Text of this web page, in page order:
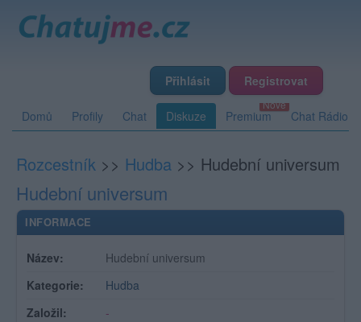
Přihlásit Registrovat
Domů Profily Chat Diskuze Premium Chat Rádio
Rozcestník >> Hudba >> Hudební universum
Hudební universum
INFORMACE
Název:
Hudební universum
Kategorie:
Hudba
Založil:
-